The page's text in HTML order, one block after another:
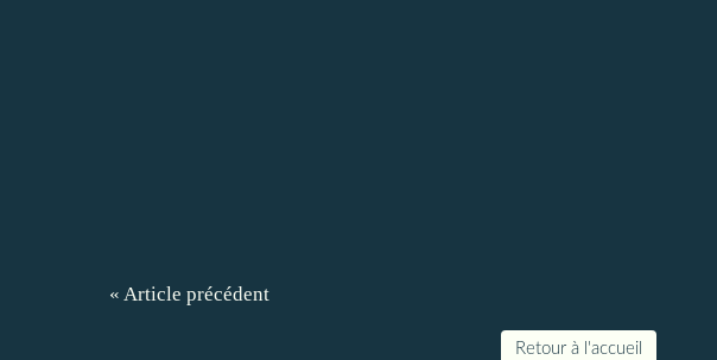
« Article précédent
Retour à l'accueil